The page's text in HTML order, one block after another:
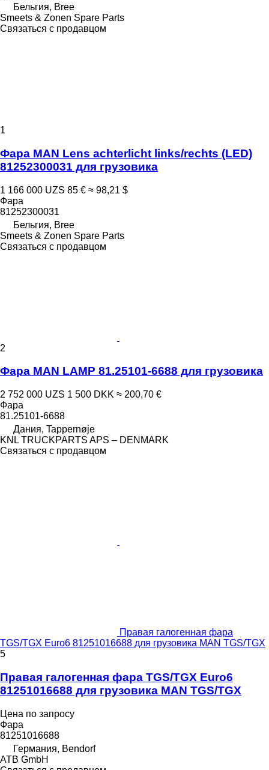
Бельгия, Bree
Smeets & Zonen Spare Parts
Связаться с продавцом
1
Фара MAN Lens achterlicht links/rechts (LED)
81252300031 для грузовика
1 166 000 UZS 85 € ≈ 98,21 $
Фара
81252300031
Бельгия, Bree
Smeets & Zonen Spare Parts
Связаться с продавцом
2
Фара MAN LAMP 81.25101-6688 для грузовика
2 752 000 UZS 1 500 DKK ≈ 200,70 €
Фара
81.25101-6688
Дания, Tappernøje
KNL TRUCKPARTS APS – DENMARK
Связаться с продавцом
Правая галогенная фара
TGS/TGX Euro6 81251016688 для грузовика MAN TGS/TGX
5
Правая галогенная фара TGS/TGX Euro6
81251016688 для грузовика MAN TGS/TGX
Цена по запросу
Фара
81251016688
Германия, Bendorf
ATB GmbH